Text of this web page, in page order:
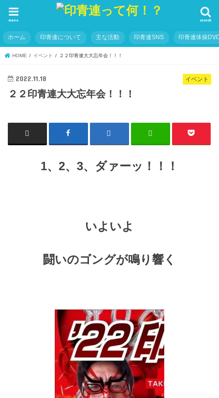
search
menu
ホーム 印青連について 主な活動 印青連SNS 印青連体操
HOME イベント ２２印青連大大忘年会！！！
イベント
2022.11.18
２２印青連大大忘年会！！！
1、2、3、ダァーッ！！！
いよいよ
闘いのゴングが鳴り響く